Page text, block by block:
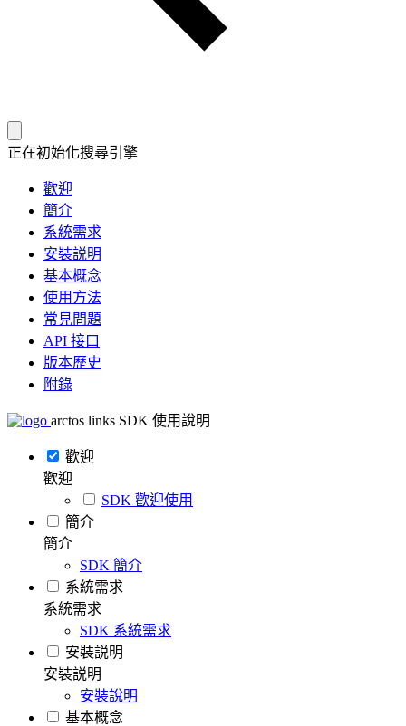
正在初始化搜尋引擎
歡迎
簡介
系統需求
安裝説明
基本概念
使用方法
常見問題
API 接口
版本歷史
附錄
arctos links SDK 使用說明
歡迎
歡迎
SDK 歡迎使用
簡介
簡介
SDK 簡介
系統需求
系統需求
SDK 系統需求
安裝説明
安裝説明
安裝說明
基本概念